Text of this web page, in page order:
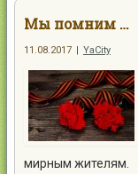
Мы помним …
11.08.2017 | YaCity
мирным жителям.